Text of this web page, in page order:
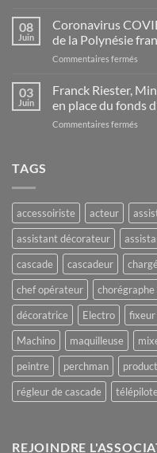
à
–
–
08
Juin
Coronavirus
de la Polynésie
Commentaires fermés
19
–
03
Juin
Franck Riester,
en place du fonds
Commentaires fermés
la
mise
place
du
pour
les
TAGS
accessoiriste acteur
assistant décorateur
cascade
cascadeur
chef opérateur
chorégraphe
décoratrice
Electro fixeur
Machino
maquilleuse
peintre
perchman
régleur de cascade
REJOINDRE